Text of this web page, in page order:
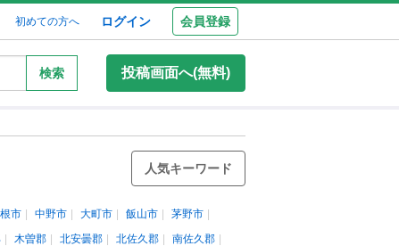
初めての方へ ログイン 会員登録
検索 投稿画面へ(無料)
人気キーワード
市 中野市 大町市 飯山市
茅野市
木曽郡 北安曇郡 北佐久郡
南佐久郡